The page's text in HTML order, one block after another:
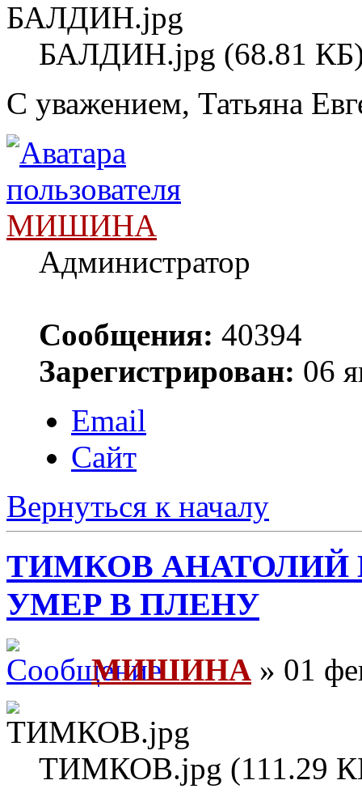
БАЛДИН.jpg (68.81 КБ)
С уважением, Татьяна
МИШИНА
Администратор
Сообщения: 40394
Зарегистрирован: 06
Email
Сайт
Вернуться к началу
ТИМКОВ АНАТОЛИЙ
УМЕР В ПЛЕНУ
МИШИНА » 01
ТИМКОВ.jpg (111.29